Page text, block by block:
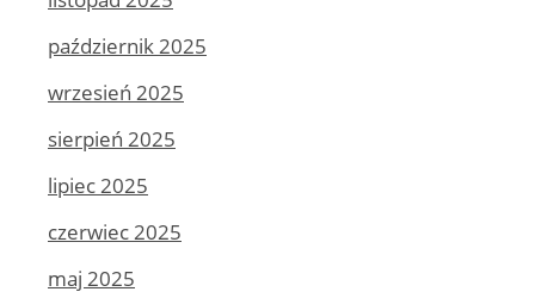
październik 2025
wrzesień 2025
sierpień 2025
lipiec 2025
czerwiec 2025
maj 2025